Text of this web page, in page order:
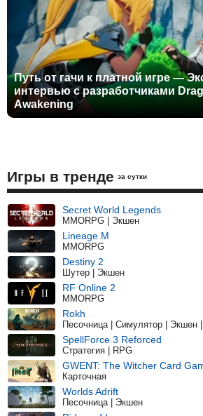
Путь от гачи к платной игре —
интервью с разработчиками
Awakening
Игры в тренде за сутки
Secret World Legends
MMORPG | Экшен
Lineage M
MMORPG
Destiny 2
Шутер | Экшен
RF Online 2
MMORPG
Rokh
Песочница | Симулятор | Экшен
SpellForce 3 Reforced
Стратегия | RPG
GWENT: The Witcher Card
Карточная
Worlds Adrift
Песочница | Экшен